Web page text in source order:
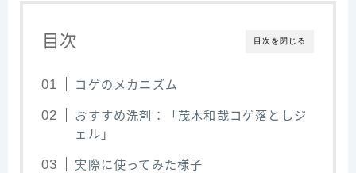
目次を閉じる
目次
コゲのメカニズム
おすすめ洗剤：「茂木和哉コゲ落としジ
ェル」
実際に使ってみた様子